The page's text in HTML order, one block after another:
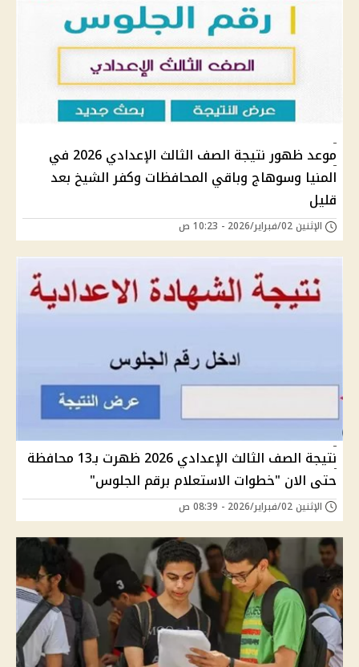
موعد ظهور نتيجة الصف الثالث الإعدادي 2026 في
المنيا وسوهاج وباقي المحافظات وكفر الشيخ بعد
قليل
الإثنين 02/فبراير/2026 - 10:23 ص
نتيجة الصف الثالث الإعدادي 2026 ظهرت بـ13 محافظة
حتى الان "خطوات الاستعلام برقم الجلوس"
الإثنين 02/فبراير/2026 - 08:39 ص